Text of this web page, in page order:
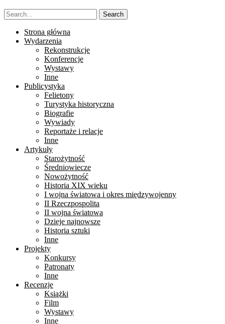
Strona główna
Wydarzenia
Rekonstrukcje
Konferencje
Wystawy
Inne
Publicystyka
Felietony
Turystyka historyczna
Biografie
Wywiady
Reportaże i relacje
Inne
Artykuły
Starożytność
Średniowiecze
Nowożytność
Historia XIX wieku
I wojna światowa i okres międzywojenny
II Rzeczpospolita
II wojna światowa
Dzieje najnowsze
Historia sztuki
Inne
Projekty
Konkursy
Patronaty
Inne
Recenzje
Książki
Film
Wystawy
Inne